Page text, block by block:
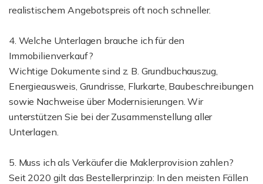
realistischem Angebotspreis oft noch schneller.
4. Welche Unterlagen brauche ich für den
Immobilienverkauf?
Wichtige Dokumente sind z. B. Grundbuchauszug,
Energieausweis, Grundrisse, Flurkarte, Baubeschreibungen
sowie Nachweise über Modernisierungen. Wir
unterstützen Sie bei der Zusammenstellung aller
Unterlagen.
5. Muss ich als Verkäufer die Maklerprovision zahlen?
Seit 2020 gilt das Bestellerprinzip: In den meisten Fällen